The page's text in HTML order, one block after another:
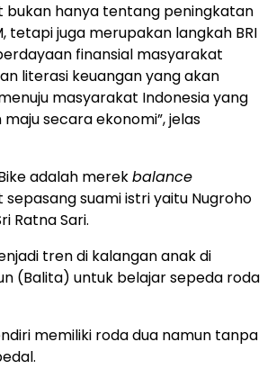
bukan hanya tentang peningkatan
tetapi juga merupakan langkah BRI
finansial masyarakat
literasi keuangan yang akan
masyarakat Indonesia yang
secara ekonomi”, jelas
adalah merekbalance
sepasang suami istri yaitu Nugroho
Ratna Sari.
tren di kalangan anak di
(Balita) untuk belajar sepeda roda
memiliki roda dua namun tanpa